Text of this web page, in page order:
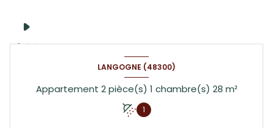
LANGOGNE (48300)
Appartement 2 pièce(s) 1 chambre(s) 28 m²
1